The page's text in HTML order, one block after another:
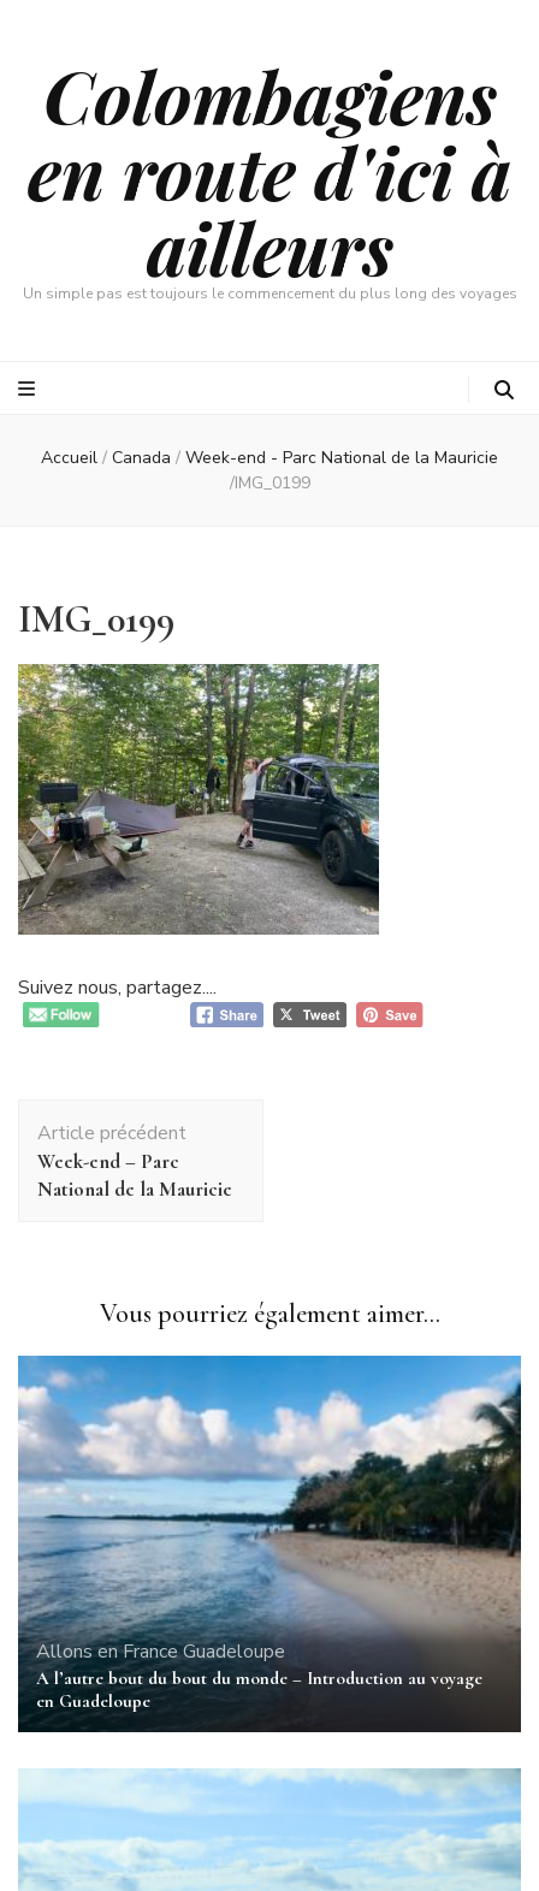
Colombagiens
en route d'ici à
ailleurs
Un simple pas est toujours le commencement du plus long des voyages
Accueil / Canada / Week-end - Parc National de la Mauricie
/IMG_0199
IMG_0199
Suivez nous, partagez....
d'article
Article précédent
Week-end – Parc
National de la Mauricie
Vous pourriez également aimer...
Allons en FranceGuadeloupe
A l’autre bout du bout du monde – Introduction au voyage
en Guadeloupe